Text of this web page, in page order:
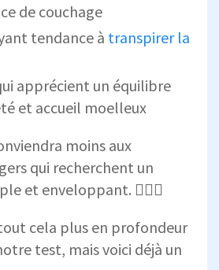
de couchage
tendance à transpirer la
apprécient un équilibre
et accueil moelleux
moins aux
qui recherchent un
et enveloppant. 🙅🏻‍♀️
cela plus en profondeur
test, mais voici déjà un